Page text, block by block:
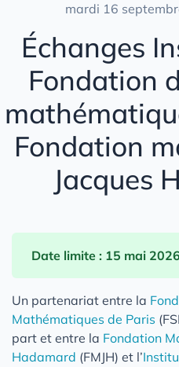
mardi 16
Échanges
Fondation
Fondation
Jacques
Date limite : 15 mai
Un partenariat entre la
Mathématiques de Paris
part et entre la Fondation
Hadamard (FMJH) et l’